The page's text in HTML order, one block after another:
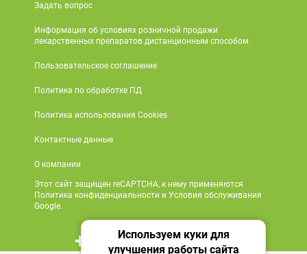
Задать вопрос
Информация об условиях розничной продажи
лекарственных препаратов дистанционным способом
Пользовательское соглашение
Политика по обработке ПД
Политика использования Cookies
Контактные данные
О компании
Этот сайт защищен reCAPTCHA, к нему применяются
Политика конфиденциальности и Условия обслуживания
Google.
+7 495 419 18 18
Используем куки для
улучшения работы сайта